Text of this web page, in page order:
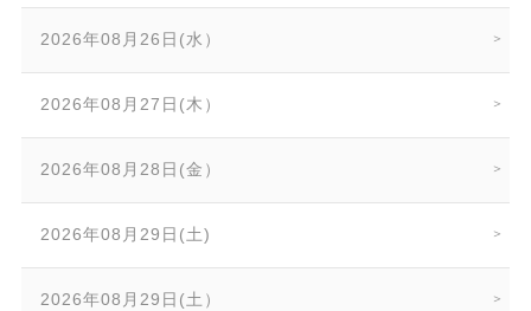
2026年08月26日(水）
2026年08月27日(木）
2026年08月28日(金）
2026年08月29日(土)
2026年08月29日(土）